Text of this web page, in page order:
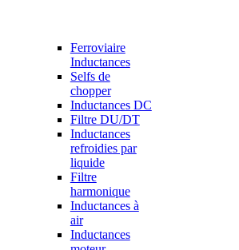
Ferroviaire
Inductances
Selfs de
chopper
Inductances DC
Filtre DU/DT
Inductances
refroidies par
liquide
Filtre
harmonique
Inductances à
air
Inductances